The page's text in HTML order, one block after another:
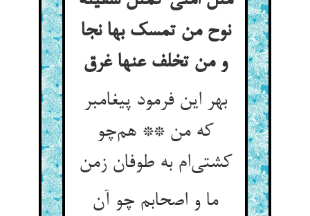
نوح من تمسک بها نجا
و من تخلف عنها غرق
بهر این فرمود پیغامبر
که من ** هم‌چو
کشتی‌ام به طوفان زمن
ما و اصحابم چو آن